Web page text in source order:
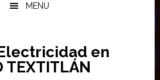
MENU
en
TEXTITLÁN